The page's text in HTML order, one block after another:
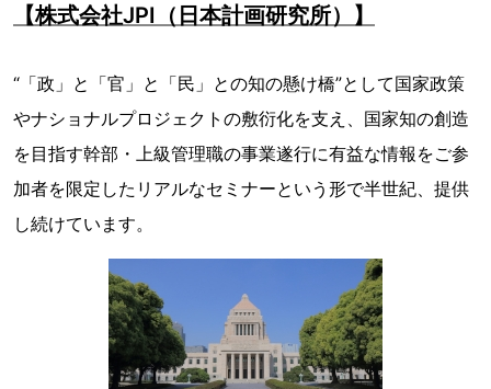
【株式会社JPI（日本計画研究所）】
“「政」と「官」と「民」との知の懸け橋”として国家政策
やナショナルプロジェクトの敷衍化を支え、国家知の創造
を目指す幹部・上級管理職の事業遂行に有益な情報をご参
加者を限定したリアルなセミナーという形で半世紀、提供
し続けています。